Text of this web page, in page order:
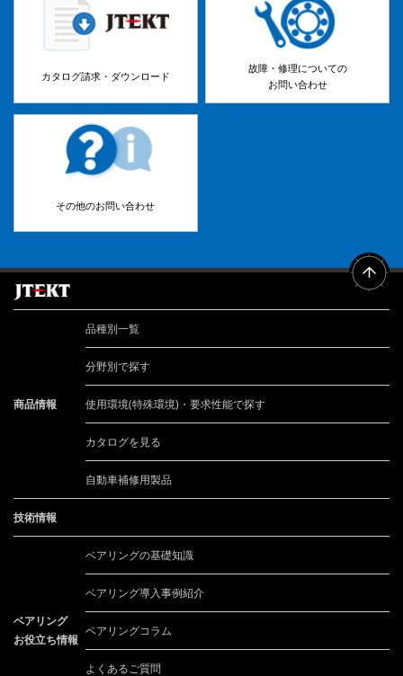
カタログ請求・ダウンロード
故障・修理についての
お問い合わせ
その他のお問い合わせ
商品情報
品種別一覧
分野別で探す
使用環境(特殊環境)・要求性能で探す
カタログを見る
自動車補修用製品
技術情報
ベアリング
お役立ち情報
ベアリングの基礎知識
ベアリング導入事例紹介
ベアリングコラム
よくあるご質問